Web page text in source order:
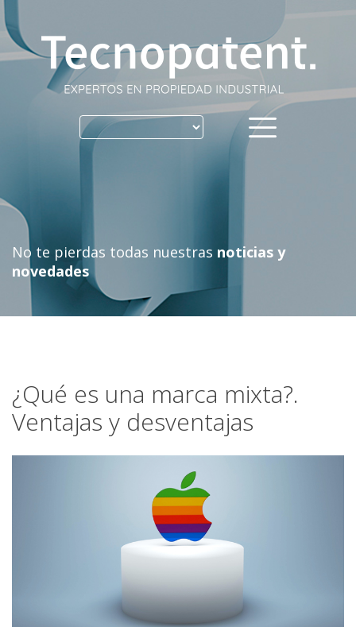
Skip
to
content
No te pierdas todas nuestras noticias y
novedades
¿Qué es una marca mixta?.
Ventajas y desventajas